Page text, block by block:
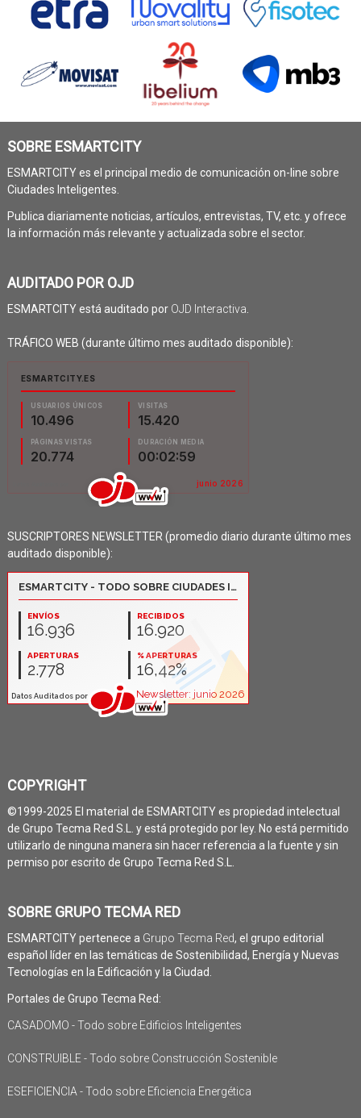
SOBRE ESMARTCITY
ESMARTCITY es el principal medio de comunicación on-line sobre
Ciudades Inteligentes.
Publica diariamente noticias, artículos, entrevistas, TV, etc. y ofrece
la información más relevante y actualizada sobre el sector.
AUDITADO POR OJD
ESMARTCITY está auditado por OJD Interactiva.
TRÁFICO WEB (durante último mes auditado disponible):
SUSCRIPTORES NEWSLETTER (promedio diario durante último mes
auditado disponible):
COPYRIGHT
©1999-2025 El material de ESMARTCITY es propiedad intelectual
de Grupo Tecma Red S.L. y está protegido por ley. No está permitido
utilizarlo de ninguna manera sin hacer referencia a la fuente y sin
permiso por escrito de Grupo Tecma Red S.L.
SOBRE GRUPO TECMA RED
ESMARTCITY pertenece a Grupo Tecma Red, el grupo editorial
español líder en las temáticas de Sostenibilidad, Energía y Nuevas
Tecnologías en la Edificación y la Ciudad.
Portales de Grupo Tecma Red:
CASADOMO - Todo sobre Edificios Inteligentes
CONSTRUIBLE - Todo sobre Construcción Sostenible
ESEFICIENCIA - Todo sobre Eficiencia Energética